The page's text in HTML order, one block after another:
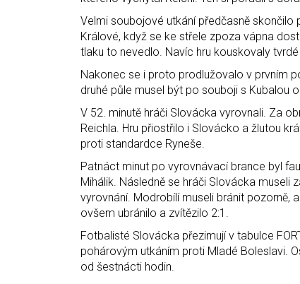
Velmi soubojové utkání předčasně skončilo
Králové, když se ke střele zpoza vápna
tlaku to nevedlo. Navíc hru kouskovaly
Nakonec se i proto prodlužovalo v prvním
druhé půle musel být po souboji s Kubalou
V 52. minutě hráči Slovácka vyrovnali. Za
Reichla. Hru přiostřilo i Slovácko a žlutou
proti standardce Ryneše.
Patnáct minut po vyrovnávací brance byl
Mihálik. Následně se hráči Slovácka museli
vyrovnání. Modrobílí museli bránit pozorně,
ovšem ubránilo a zvítězilo 2:1.
Fotbalisté Slovácka přezimují v tabulce
pohárovým utkáním proti Mladé Boleslavi.
od šestnácti hodin.